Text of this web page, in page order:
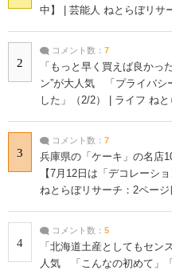
中】 | 芸能人 ねとらぼリサ
2
コメント数： 7
「もっと早く買えば良か
ン”が大人気 「プライバシ
した」（2/2） | ライフ ね
3
コメント数： 7
兵庫県の「ケーキ」の名店
【7月12日は「デコレーシ
ねとらぼリサーチ：2ページ
4
コメント数： 5
「北海道土産としてもセン
人気 「こんなの初めて」